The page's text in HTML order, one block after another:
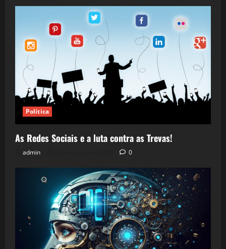
Política
As Redes Sociais e a luta contra as Trevas!
admin 0